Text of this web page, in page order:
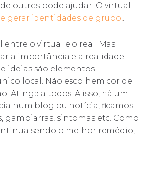
outros pode ajudar. O virtual
gerar identidades de grupo,.
o virtual e o real. Mas
a importância e a realidade
ideias são elementos
local. Não escolhem cor de
Atinge a todos. A isso, há um
num blog ou notícia, ficamos
sintomas etc. Como
sendo o melhor remédio,